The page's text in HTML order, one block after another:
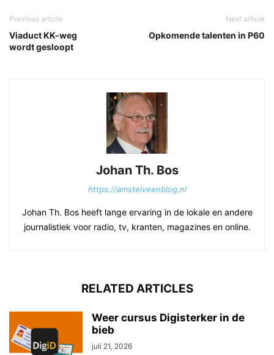
Previous article
Viaduct KK-weg
wordt gesloopt
Next article
Opkomende talenten in P60
Johan Th. Bos
https://amstelveenblog.nl
Johan Th. Bos heeft lange ervaring in de lokale en andere
journalistiek voor radio, tv, kranten, magazines en online.
RELATED ARTICLES
Weer cursus Digisterker in de
bieb
juli 21, 2026